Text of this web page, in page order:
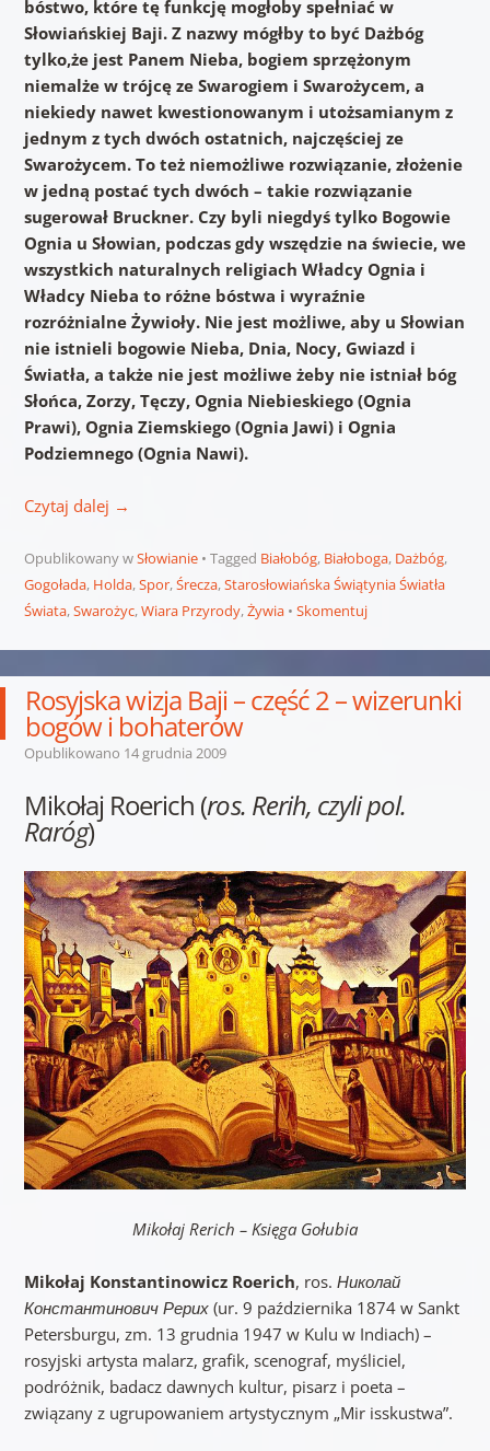
bóstwo, które tę funkcję mogłoby spełniać w
Słowiańskiej Baji. Z nazwy mógłby to być Dażbóg
tylko,że jest Panem Nieba, bogiem sprzężonym
niemalże w trójcę ze Swarogiem i Swarożycem, a
niekiedy nawet kwestionowanym i utożsamianym z
jednym z tych dwóch ostatnich, najczęściej ze
Swarożycem. To też niemożliwe rozwiązanie, złożenie
w jedną postać tych dwóch – takie rozwiązanie
sugerował Bruckner. Czy byli niegdyś tylko Bogowie
Ognia u Słowian, podczas gdy wszędzie na świecie, we
wszystkich naturalnych religiach Władcy Ognia i
Władcy Nieba to różne bóstwa i wyraźnie
rozróżnialne Żywioły. Nie jest możliwe, aby u Słowian
nie istnieli bogowie Nieba, Dnia, Nocy, Gwiazd i
Światła, a także nie jest możliwe żeby nie istniał bóg
Słońca, Zorzy, Tęczy, Ognia Niebieskiego (Ognia
Prawi), Ognia Ziemskiego (Ognia Jawi) i Ognia
Podziemnego (Ognia Nawi).
Czytaj dalej →
Opublikowany wSłowianie Tagged Białobóg, Białoboga, Dażbóg,
Gogołada, Holda,Spor,Śrecza,Starosłowiańska Świątynia Światła
Świata,Swarożyc,Wiara Przyrody,Żywia Skomentuj
Rosyjska wizja Baji – część 2 – wizerunki
bogów i bohaterów
Opublikowano 14 grudnia 2009
Mikołaj Roerich (ros. Rerih, czyli pol.
Raróg)
Mikołaj Rerich – Księga Gołubia
Mikołaj Konstantinowicz Roerich, ros. Николай
Константинович Рерих(ur. 9 października 1874 w Sankt
Petersburgu, zm. 13 grudnia 1947 w Kulu w Indiach) –
rosyjski artysta malarz, grafik, scenograf, myśliciel,
podróżnik, badacz dawnych kultur, pisarz i poeta –
związany z ugrupowaniem artystycznym „Mir isskustwa”.